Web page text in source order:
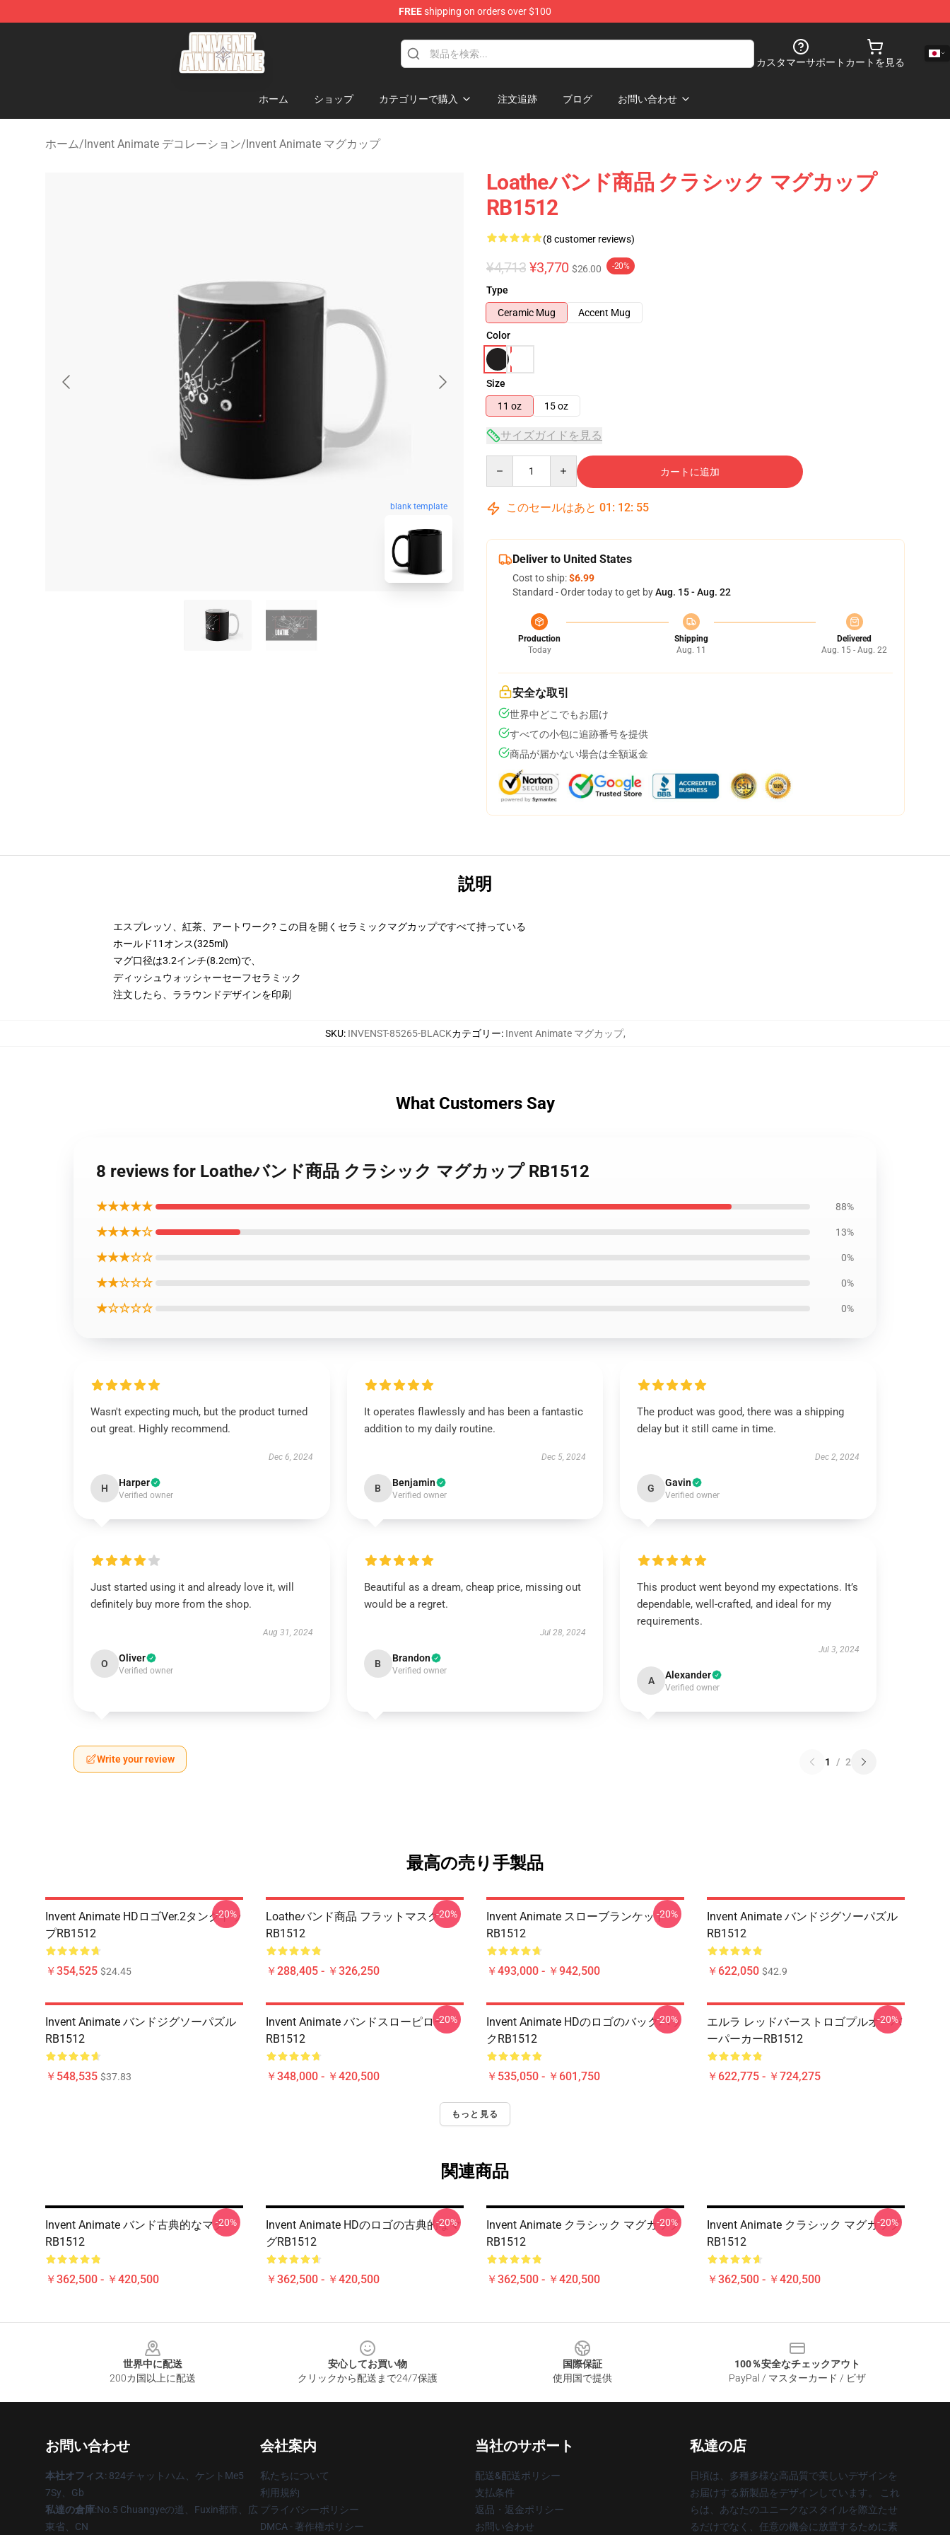
FREEshipping on orders over $100
Invent Animate Shop - Official Invent Animate Merchandise Store
カスタマーサポート カートを見る
ホーム ショップ カテゴリーで購入 注文追跡 ブログ お問い合わせ
ホーム/Invent Animate デコレーション/Invent Animate マグカップ
blank template
Loatheバンド商品 クラシック マグカップ
RB1512
(8 customer reviews)
¥4,713 ¥3,770 $26.00 -20%
Type
Ceramic Mug
Accent Mug
Color
Size
11 oz
15 oz
サイズガイドを見る
カートに追加
このセールはあと 01 : 12: 54
Deliver to United States
Cost to ship:$6.99
Standard - Order today to get byAug. 15 - Aug. 22
Production
Today
Shipping
Aug. 11
Delivered
Aug. 15 - Aug. 22
安全な取引
世界中どこでもお届け
すべての小包に追跡番号を提供
商品が届かない場合は全額返金
説明
エスプレッソ、紅茶、アートワーク? この目を開くセラミックマグカップですべて持っている
ホールド11オンス(325ml)
マグ口径は3.2インチ(8.2cm)で、
ディッシュウォッシャーセーフセラミック
注文したら、ララウンドデザインを印刷
SKU: INVENST-85265-BLACKカテゴリー: Invent Animate マグカップ,
What Customers Say
8 reviews for Loatheバンド商品 クラシック マグカップ RB1512
★★★★★ 88%
★★★★☆ 13%
★★★☆☆ 0%
★★☆☆☆ 0%
★☆☆☆☆ 0%
Wasn't expecting much, but the product turned
out great. Highly recommend.
Dec 6, 2024
H Harper
Verified owner
It operates flawlessly and has been a fantastic
addition to my daily routine.
Dec 5, 2024
B Benjamin
Verified owner
The product was good, there was a shipping
delay but it still came in time.
Dec 2, 2024
G Gavin
Verified owner
Just started using it and already love it, will
definitely buy more from the shop.
Aug 31, 2024
O Oliver
Verified owner
Beautiful as a dream, cheap price, missing out
would be a regret.
Jul 28, 2024
B Brandon
Verified owner
This product went beyond my expectations. It’s
dependable, well-crafted, and ideal for my
requirements.
Jul 3, 2024
A Alexander
Verified owner
Write your review 1 / 2
最高の売り手製品
Invent Animate HDロゴVer.2タンクトッ
プRB1512
￥354,525 $24.45
-20%
Loatheバンド商品 フラットマスク
RB1512
￥288,405 - ￥326,250
-20%
Invent Animate スローブランケット
RB1512
￥493,000 - ￥942,500
-20%
Invent Animate バンドジグソーパズル
RB1512
￥622,050 $42.9
Invent Animate バンドジグソーパズル
RB1512
￥548,535 $37.83
Invent Animate バンドスローピロー
RB1512
￥348,000 - ￥420,500
-20%
Invent Animate HDのロゴのバックパッ
クRB1512
￥535,050 - ￥601,750
-20%
エルラ レッドバーストロゴプルオーバ
ーパーカーRB1512
￥622,775 - ￥724,275
-20%
もっと見る
関連商品
Invent Animate バンド古典的なマグ
RB1512
￥362,500 - ￥420,500
-20%
Invent Animate HDのロゴの古典的なマ
グRB1512
￥362,500 - ￥420,500
-20%
Invent Animate クラシック マグカップ
RB1512
￥362,500 - ￥420,500
-20%
Invent Animate クラシック マグカップ
RB1512
￥362,500 - ￥420,500
-20%
世界中に配送
200カ国以上に配送
安心してお買い物
クリックから配送まで24/7保護
国際保証
使用国で提供
100％安全なチェックアウト
PayPal / マスターカード / ビザ
お問い合わせ
本社オフィス: 824チャットハム、ケントMe5
7Sy、Gb
私達の倉庫:No.5 Chuangyeの道、Fuxin都市、広
東省、CN
会社案内
私たちについて
利用規約
プライバシーポリシー
DMCA - 著作権ポリシー
当社のサポート
配送&配送ポリシー
支払条件
返品・返金ポリシー
お問い合わせ
私達の店
日頃は、多種多様な高品質で美しいデザインを
お届けする新製品をデザインしています。 これ
らは、あなたのユニークなスタイルを際立たせ
るだけでなく、任意の機会に放置するために素